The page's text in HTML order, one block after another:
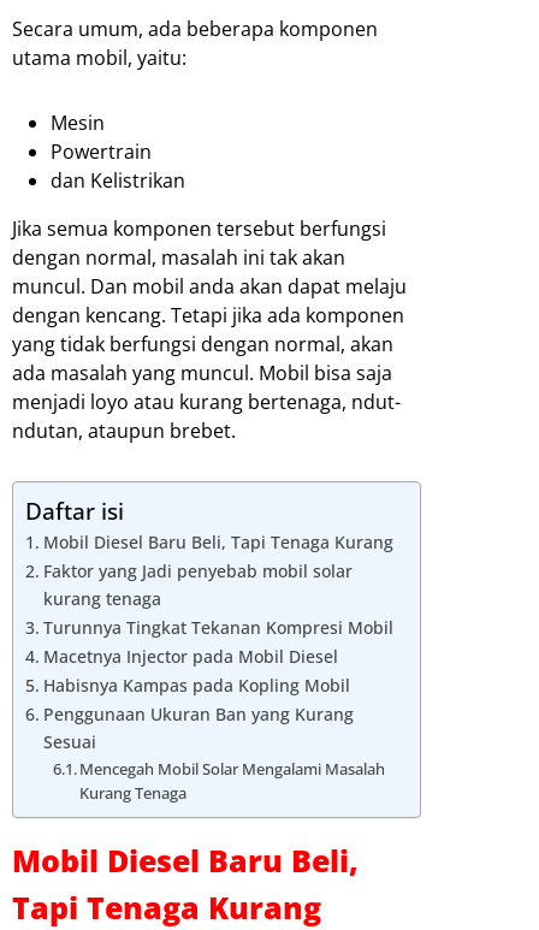
Secara umum, ada beberapa komponen
utama mobil, yaitu:
Mesin
Powertrain
dan Kelistrikan
Jika semua komponen tersebut berfungsi
dengan normal, masalah ini tak akan
muncul. Dan mobil anda akan dapat melaju
dengan kencang. Tetapi jika ada komponen
yang tidak berfungsi dengan normal, akan
ada masalah yang muncul. Mobil bisa saja
menjadi loyo atau kurang bertenaga, ndut-
ndutan, ataupun brebet.
Daftar isi
Mobil Diesel Baru Beli, Tapi Tenaga Kurang
Faktor yang Jadi penyebab mobil solar
kurang tenaga
Turunnya Tingkat Tekanan Kompresi Mobil
Macetnya Injector pada Mobil Diesel
Habisnya Kampas pada Kopling Mobil
Penggunaan Ukuran Ban yang Kurang
Sesuai
Mencegah Mobil Solar Mengalami Masalah
Kurang Tenaga
Mobil Diesel Baru Beli,
Tapi Tenaga Kurang